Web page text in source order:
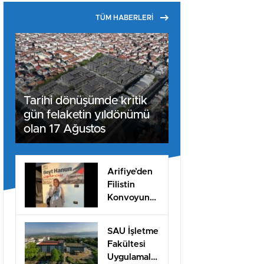
TÜM HABERLERİ
Tarihi dönüşümde kritik
gün felaketin yıldönümü
olan 17 Ağustos
Arifiye’den
Filistin
Konvoyuna
SAU İşletme
Fakültesi
Uygulamalı